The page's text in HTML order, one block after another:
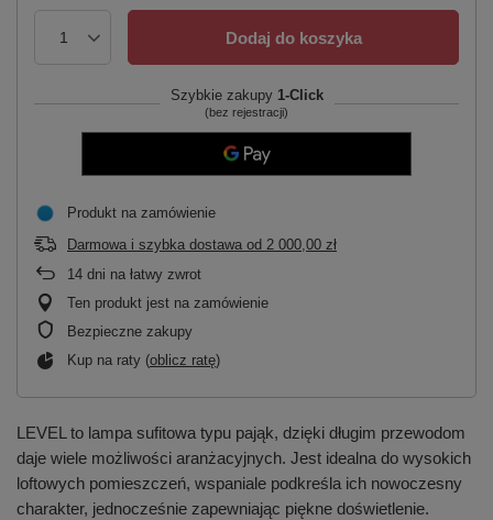
Dodaj do koszyka
Szybkie zakupy 1-Click
(bez rejestracji)
Produkt na zamówienie
Darmowa i szybka dostawa od 2 000,00 zł
14 dni na łatwy zwrot
Ten produkt jest na zamówienie
Bezpieczne zakupy
Kup na raty (oblicz ratę)
LEVEL to lampa sufitowa typu pająk, dzięki długim przewodom
daje wiele możliwości aranżacyjnych. Jest idealna do wysokich
loftowych pomieszczeń, wspaniale podkreśla ich nowoczesny
charakter, jednocześnie zapewniając piękne doświetlenie.